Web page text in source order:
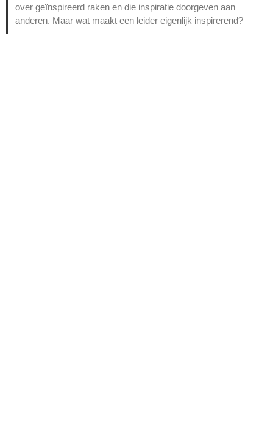
over geïnspireerd raken en die inspiratie doorgeven aan
anderen. Maar wat maakt een leider eigenlijk inspirerend?